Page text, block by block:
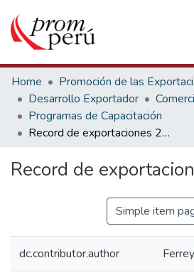
Communities & Collections
All of DSpace
Statistics
Estadísticas Externas
Home
Desarrollo Exportador
Programas de Capacitación
Record de exportaciones 2010
Record de
Simple item
dc.contributor.author